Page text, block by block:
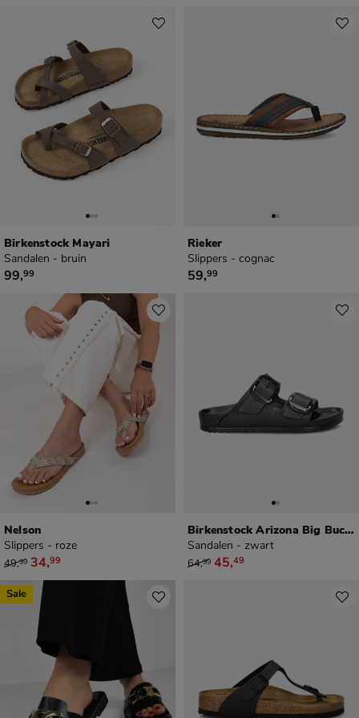
Birkenstock Mayari
Sandalen - bruin
€ 99,99
99,99
Rieker
Slippers - cognac
€ 59,99
59,99
Nelson
Slippers - roze
van € 49,99 voor € 34,99
49,99 34,99
Birkenstock Arizona Big Buckle EVA
Sandalen - zwart
van € 64,99 voor € 45,49
64,99 45,49
Sale